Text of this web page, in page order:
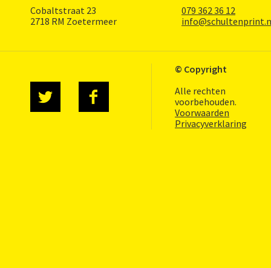
Cobaltstraat 23
2718 RM Zoetermeer
079 362 36 12
© Copyright
Alle rechten
voorbehouden.
Voorwaarden
Privacyverklaring